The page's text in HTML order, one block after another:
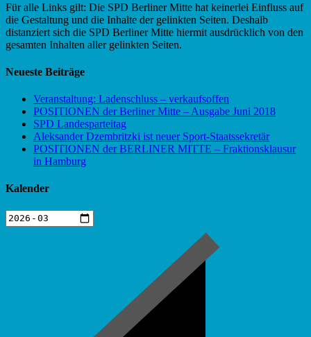
Für alle Links gilt: Die SPD Berliner Mitte hat keinerlei Einfluss auf
die Gestaltung und die Inhalte der gelinkten Seiten. Deshalb
distanziert sich die SPD Berliner Mitte hiermit ausdrücklich von den
gesamten Inhalten aller gelinkten Seiten.
Neueste Beiträge
Veranstaltung: Ladenschluss – verkaufsoffen
POSITIONEN der Berliner Mitte – Ausgabe Juni 2018
SPD Landesparteitag
Aleksander Dzembritzki ist neuer Sport-Staatssekretär
POSITIONEN der BERLINER MITTE – Fraktionsklausur
in Hamburg
Kalender